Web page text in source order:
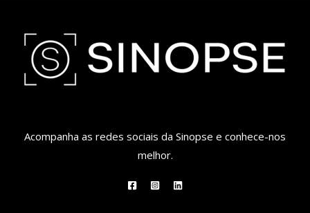
Acompanha as redes sociais da Sinopse e conhece-nos
melhor.